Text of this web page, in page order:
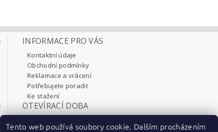
INFORMACE PRO VÁS
Kontaktní údaje
Obchodní podmínky
Reklamace a vrácení
Potřebujete poradit
Ke stažení
OTEVÍRACÍ DOBA
Úterý 8:00 - 17:30
Tento web používá soubory cookie. Dalším procházením